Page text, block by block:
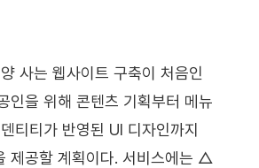
사는 웹사이트 구축이 처음인
인을 위해 콘텐츠 기획부터 메뉴
티티가 반영된 UI 디자인까지
제공할 계획이다. 서비스에는 △